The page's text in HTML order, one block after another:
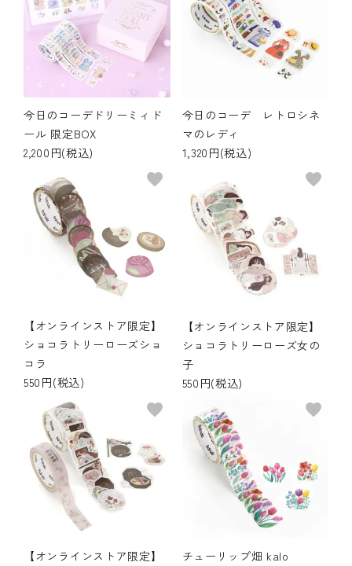
今日のコーデドリーミィド
ール 限定BOX
2,200円(税込)
今日のコーデ レトロシネ
マのレディ
1,320円(税込)
【オンラインストア限定】
ショコラトリーローズショ
コラ
550円(税込)
favorite
【オンラインストア限定】
ショコラトリーローズ女の
子
550円(税込)
favorite
【オンラインストア限定】
favorite
チューリップ畑 kalo
favorite